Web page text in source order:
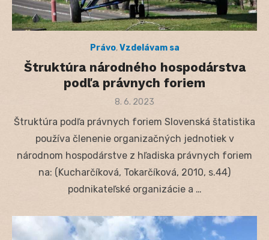
Právo,Vzdelávam sa
Štruktúra národného hospodárstva
podľa právnych foriem
Posted
8. 6. 2023
Štruktúra podľa právnych foriem Slovenská štatistika
používa členenie organizačných jednotiek v
národnom hospodárstve z hľadiska právnych foriem
na: (Kucharčíková, Tokarčíková, 2010, s.44)
podnikateľské organizácie a …